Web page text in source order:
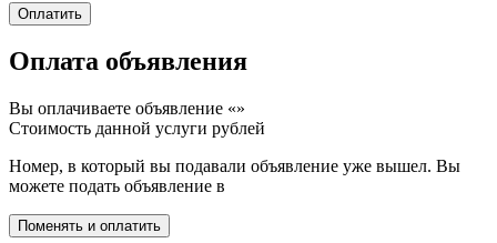
Оплата объявления
Вы оплачиваете объявление «»
Стоимость данной услуги рублей
Номер, в который вы подавали объявление уже вышел. Вы
можете подать объявление в